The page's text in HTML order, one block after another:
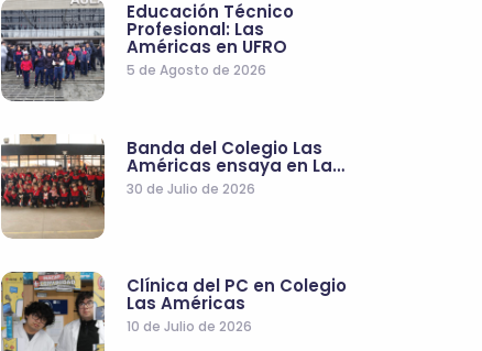
Educación Técnico
Profesional: Las
Américas en UFRO
5 de Agosto de 2026
Banda del Colegio Las
Américas ensaya en La…
30 de Julio de 2026
Clínica del PC en Colegio
Las Américas
10 de Julio de 2026